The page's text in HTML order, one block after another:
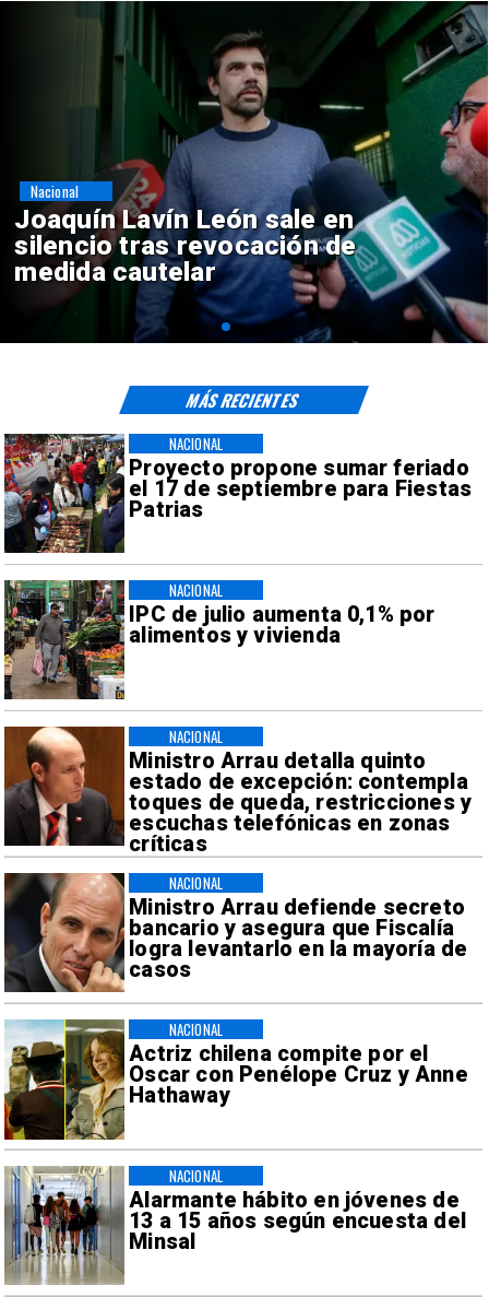
Chile y Venezuela formalizan
reinicio de relaciones
consulares
Nacional
Proyecto propone sumar feriado
el 17 de septiembre para Fiestas
Patrias
NACIONAL
IPC de julio aumenta 0,1% por
alimentos y vivienda
NACIONAL
Ministro Arrau detalla quinto
estado de excepción: contempla
toques de queda, restricciones y
escuchas telefónicas en zonas
críticas
NACIONAL
Ministro Arrau defiende secreto
bancario y asegura que Fiscalía
logra levantarlo en la mayoría de
casos
NACIONAL
Actriz chilena compite por el
Oscar con Penélope Cruz y Anne
Hathaway
NACIONAL
Alarmante hábito en jóvenes de
13 a 15 años según encuesta del
Minsal
NACIONAL
MÁS RECIENTES